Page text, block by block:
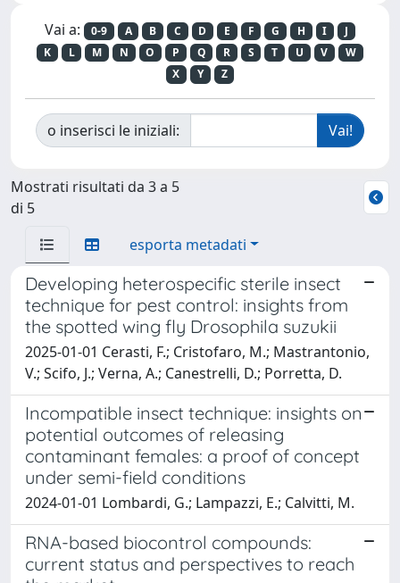
Vai a: 0-9 A B C D E F G H I
J
K
L M N O P Q R S T U V
W
X
Y Z
o inserisci le iniziali:
Mostrati risultati da 3 a 5
di 5
esporta metadati
Developing heterospecific sterile insect
technique for pest control: insights from
the spotted wing fly Drosophila suzukii
2025-01-01 Cerasti, F.; Cristofaro, M.; Mastrantonio,
V.; Scifo, J.; Verna, A.; Canestrelli, D.; Porretta, D.
Incompatible insect technique: insights on
potential outcomes of releasing
contaminant females: a proof of concept
under semi-field conditions
2024-01-01 Lombardi, G.; Lampazzi, E.; Calvitti, M.
RNA-based biocontrol compounds:
current status and perspectives to reach